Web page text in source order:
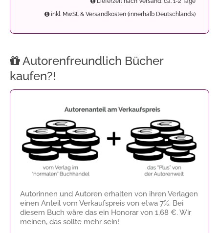
inkl. MwSt. & Versandkosten (innerhalb Deutschlands)
Autorenfreundlich Bücher
kaufen?!
Autorinnen und Autoren erhalten von ihren Verlagen
einen Anteil vom Verkaufspreis von etwa 7%. Bei
diesem Buch wäre das ein Honorar von 1,68 €. Wir
meinen, das sollte mehr sein!